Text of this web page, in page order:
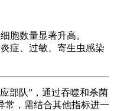
胞数量显著升高。
症、过敏、寄生虫感染
部队”，通过吞噬和杀菌
常，需结合其他指标进一